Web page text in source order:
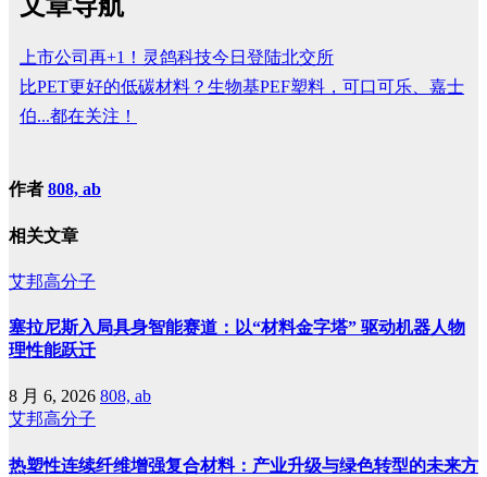
文章导航
上市公司再+1！灵鸽科技今日登陆北交所
比PET更好的低碳材料？生物基PEF塑料，可口可乐、嘉士
伯...都在关注！
作者 808, ab
相关文章
艾邦高分子
塞拉尼斯入局具身智能赛道：以“材料金字塔” 驱动机器人物
理性能跃迁
8 月 6, 2026 808, ab
艾邦高分子
热塑性连续纤维增强复合材料：产业升级与绿色转型的未来方